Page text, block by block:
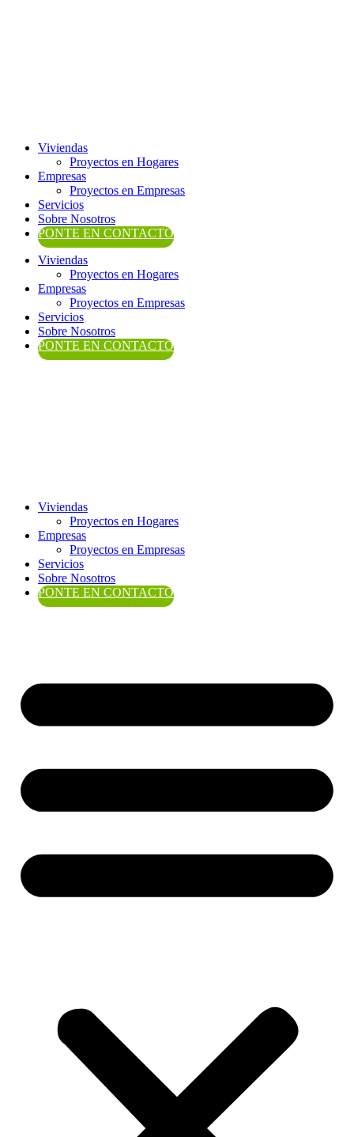
Viviendas
Proyectos en Hogares
Empresas
Proyectos en Empresas
Servicios
Sobre Nosotros
PONTE EN CONTACTO
Viviendas
Proyectos en Hogares
Empresas
Proyectos en Empresas
Servicios
Sobre Nosotros
PONTE EN CONTACTO
Viviendas
Proyectos en Hogares
Empresas
Proyectos en Empresas
Servicios
Sobre Nosotros
PONTE EN CONTACTO